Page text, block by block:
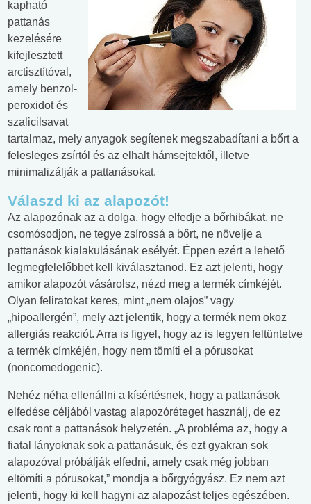
kapható
pattanás
kezelésére
kifejlesztett
arctisztítóval,
amely benzol-
peroxidot és
szalicilsavat
tartalmaz, mely anyagok segítenek megszabadítani a bőrt a
felesleges zsírtól és az elhalt hámsejtektől, illetve
minimalizálják a pattanásokat.
Válaszd ki az alapozót!
Az alapozónak az a dolga, hogy elfedje a bőrhibákat, ne
csomósodjon, ne tegye zsírossá a bőrt, ne növelje a
pattanások kialakulásának esélyét. Éppen ezért a lehető
legmegfelelőbbet kell kiválasztanod. Ez azt jelenti, hogy
amikor alapozót vásárolsz, nézd meg a termék címkéjét.
Olyan feliratokat keres, mint „nem olajos” vagy
„hipoallergén”, mely azt jelentik, hogy a termék nem okoz
allergiás reakciót. Arra is figyel, hogy az is legyen feltüntetve
a termék címkéjén, hogy nem tömíti el a pórusokat
(noncomedogenic).
Nehéz néha ellenállni a kísértésnek, hogy a pattanások
elfedése céljából vastag alapozóréteget használj, de ez
csak ront a pattanások helyzetén. „A probléma az, hogy a
fiatal lányoknak sok a pattanásuk, és ezt gyakran sok
alapozóval próbálják elfedni, amely csak még jobban
eltömíti a pórusokat,” mondja a bőrgyógyász. Ez nem azt
jelenti, hogy ki kell hagyni az alapozást teljes egészében.